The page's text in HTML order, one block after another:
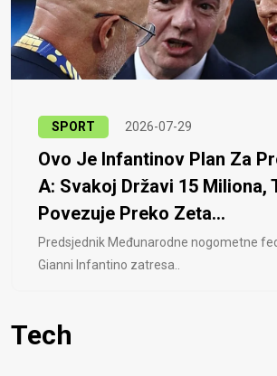
SPORT 2026-07-29
Ovo Je Infantinov Plan Za
A: Svakoj Državi 15 Miliona,
Povezuje Preko Zeta...
Predsjednik Međunarodne nogometne
Gianni Infantino zatresa..
Tech